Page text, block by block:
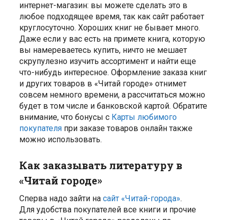
интернет-магазин: вы можете сделать это в
любое подходящее время, так как сайт работает
круглосуточно. Хороших книг не бывает много.
Даже если у вас есть на примете книга, которую
вы намереваетесь купить, ничто не мешает
скрупулезно изучить ассортимент и найти еще
что-нибудь интересное. Оформление заказа книг
и других товаров в «Читай городе» отнимет
совсем немного времени, а рассчитаться можно
будет в том числе и банковской картой. Обратите
внимание, что бонусы с Карты любимого
покупателяпри заказе товаров онлайн также
можно использовать.
Как заказывать литературу в
«Читай городе»
Сперва надо зайти на сайт «Читай-города».
Для удобства покупателей все книги и прочие